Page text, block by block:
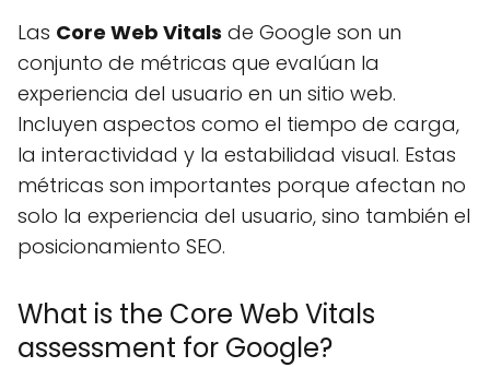
Las Core Web Vitals de Google son un
conjunto de métricas que evalúan la
experiencia del usuario en un sitio web.
Incluyen aspectos como el tiempo de carga,
la interactividad y la estabilidad visual. Estas
métricas son importantes porque afectan no
solo la experiencia del usuario, sino también el
posicionamiento SEO.
What is the Core Web Vitals
assessment for Google?